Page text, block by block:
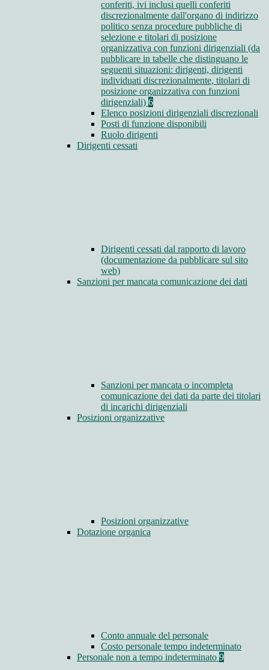
conferiti, ivi inclusi quelli conferiti
discrezionalmente dall'organo di indirizzo
politico senza procedure pubbliche di
selezione e titolari di posizione
organizzativa con funzioni dirigenziali (da
pubblicare in tabelle che distinguano le
seguenti situazioni: dirigenti, dirigenti
individuati discrezionalmente, titolari di
posizione organizzativa con funzioni
dirigenziali) 6
Elenco posizioni dirigenziali discrezionali
Posti di funzione disponibili
Ruolo dirigenti
Dirigenti cessati
Dirigenti cessati dal rapporto di lavoro
(documentazione da pubblicare sul sito
web)
Sanzioni per mancata comunicazione dei dati
Sanzioni per mancata o incompleta
comunicazione dei dati da parte dei titolari
di incarichi dirigenziali
Posizioni organizzative
Posizioni organizzative
Dotazione organica
Conto annuale del personale
Costo personale tempo indeterminato
Personale non a tempo indeterminato 9